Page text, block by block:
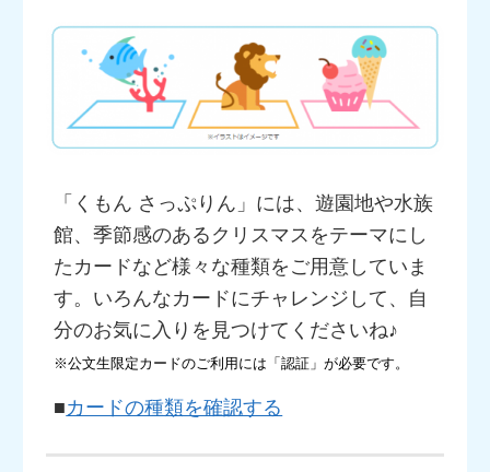
「くもん さっぷりん」には、遊園地や水族
館、季節感のあるクリスマスをテーマにし
たカードなど様々な種類をご用意していま
す。いろんなカードにチャレンジして、自
分のお気に入りを見つけてくださいね♪
※公文生限定カードのご利用には「認証」が必要です。
■カードの種類を確認する